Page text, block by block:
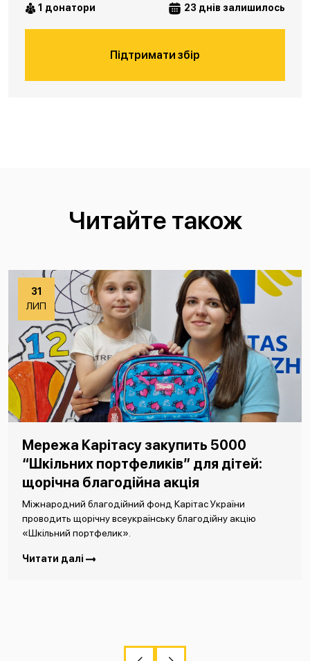
1 донатори 23 днів залишилось
Підтримати збір
Читайте також
31
ЛИП
Мережа Карітасу закупить 5000
“Шкільних портфеликів” для дітей:
щорічна благодійна акція
Міжнародний благодійний фонд Карітас України
проводить щорічну всеукраїнську благодійну акцію
«Шкільний портфелик».
Читати далі